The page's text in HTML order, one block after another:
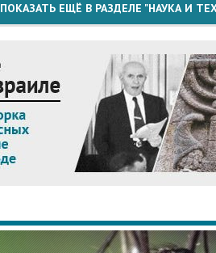
ПОКАЗАТЬ ЕЩЁ В РАЗДЕЛЕ "НАУКА И